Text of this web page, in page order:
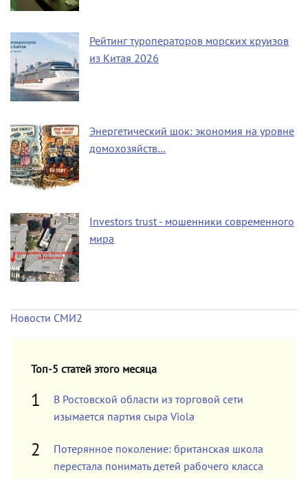
Рейтинг туроператоров морских круизов
из Китая 2026
Энергетический шок: экономия на уровне
домохозяйств…
Investors trust - мошенники современного
мира
Новости СМИ2
Топ-5 статей этого месяца
В Ростовской области из торговой сети
изымается партия сыра Viola
Потерянное поколение: британская школа
перестала понимать детей рабочего класса